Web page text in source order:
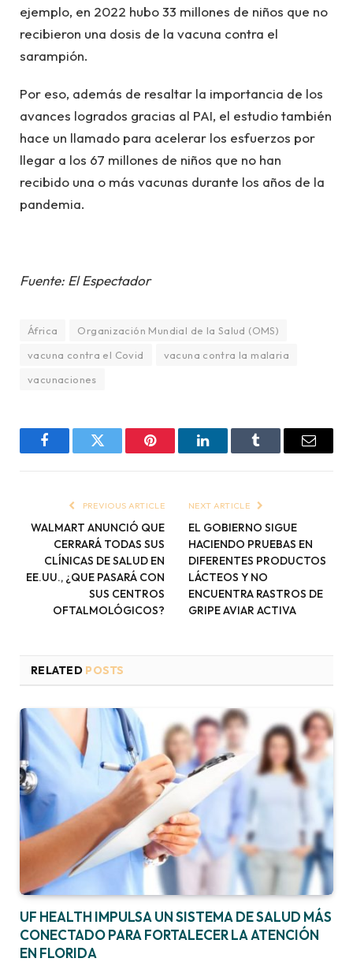
ejemplo, en 2022 hubo 33 millones de niños que no
recibieron una dosis de la vacuna contra el
sarampión.
Por eso, además de resaltar la importancia de los
avances logrados gracias al PAI, el estudio también
hace un llamado para acelerar los esfuerzos por
llegar a los 67 millones de niños que no han
recibido una o más vacunas durante los años de la
pandemia.
Fuente: El Espectador
África
Organización Mundial de la Salud (OMS)
vacuna contra el Covid
vacuna contra la malaria
vacunaciones
FacebookTwitter Pinterest LinkedInTumblr Email
PREVIOUS ARTICLE
WALMART ANUNCIÓ QUE
CERRARÁ TODAS SUS
CLÍNICAS DE SALUD EN
EE.UU., ¿QUE PASARÁ CON
SUS CENTROS
OFTALMOLÓGICOS?
NEXT ARTICLE
EL GOBIERNO SIGUE
HACIENDO PRUEBAS EN
DIFERENTES PRODUCTOS
LÁCTEOS Y NO
ENCUENTRA RASTROS DE
GRIPE AVIAR ACTIVA
RELATED POSTS
UF HEALTH IMPULSA UN SISTEMA DE SALUD MÁS
CONECTADO PARA FORTALECER LA ATENCIÓN
EN FLORIDA